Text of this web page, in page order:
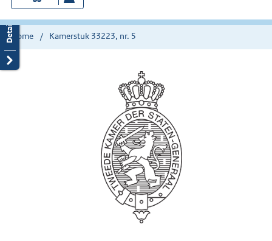
hier:
Home Kamerstuk 33223, nr. 5